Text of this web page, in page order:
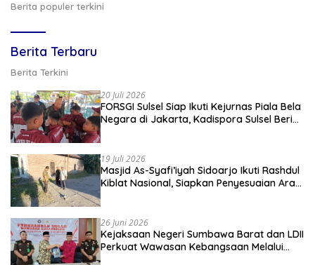
Berita populer terkini
Berita Terbaru
Berita Terkini
20 Juli 2026
FORSGI Sulsel Siap Ikuti Kejurnas Piala Bela
Negara di Jakarta, Kadispora Sulsel Beri
19 Juli 2026
Masjid As-Syafi’iyah Sidoarjo Ikuti Rashdul
Kiblat Nasional, Siapkan Penyesuaian Arah
26 Juni 2026
Kejaksaan Negeri Sumbawa Barat dan LDII
Perkuat Wawasan Kebangsaan Melalui